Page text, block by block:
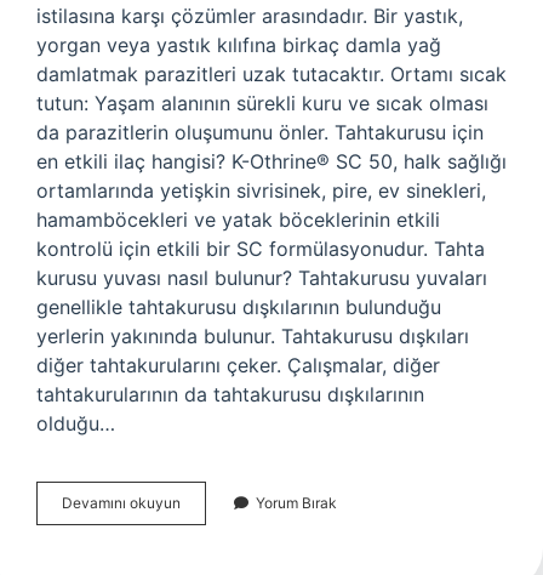
istilasına karşı çözümler arasındadır. Bir yastık,
yorgan veya yastık kılıfına birkaç damla yağ
damlatmak parazitleri uzak tutacaktır. Ortamı sıcak
tutun: Yaşam alanının sürekli kuru ve sıcak olması
da parazitlerin oluşumunu önler. Tahtakurusu için
en etkili ilaç hangisi? K-Othrine® SC 50, halk sağlığı
ortamlarında yetişkin sivrisinek, pire, ev sinekleri,
hamamböcekleri ve yatak böceklerinin etkili
kontrolü için etkili bir SC formülasyonudur. Tahta
kurusu yuvası nasıl bulunur? Tahtakurusu yuvaları
genellikle tahtakurusu dışkılarının bulunduğu
yerlerin yakınında bulunur. Tahtakurusu dışkıları
diğer tahtakurularını çeker. Çalışmalar, diğer
tahtakurularının da tahtakurusu dışkılarının
olduğu…
Devamını okuyun
Kurusuna
Yorum Bırak